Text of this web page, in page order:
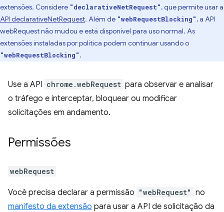
extensões. Considere "declarativeNetRequest", que permite usar a
API declarativeNetRequest. Além de "webRequestBlocking", a API
webRequest não mudou e está disponível para uso normal. As
extensões instaladas por política podem continuar usando o
"webRequestBlocking".
Use a API chrome.webRequest para observar e analisar
o tráfego e interceptar, bloquear ou modificar
solicitações em andamento.
Permissões
webRequest
Você precisa declarar a permissão "webRequest" no
manifesto da extensão para usar a API de solicitação da